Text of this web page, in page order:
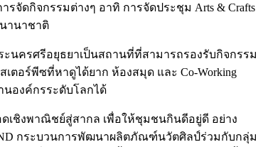
จัดกิจกรรมต่างๆ อาทิ การจัดประชุม Arts & Crafts
นานาชาติ
ะนครศรีอยุธยาเป็นสถานที่ที่สามารถรองรับกิจกรรม
อร์พีซที่หาดูได้ยาก ห้องสมุด และ Co-Working
นองค์กรระดับโลกได้
เชิงพาณิชย์สู่สากล เพื่อให้ชุมชนกินดีอยู่ดี อย่าง
กระบวนการพัฒนาผลิตภัณฑ์นวัตศิลป์ร่วมกับกลุ่ม